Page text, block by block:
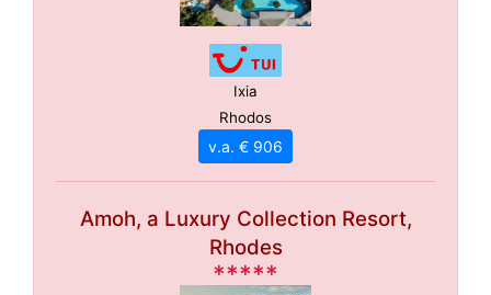
Ixia
Rhodos
v.a. € 906
Amoh, a Luxury Collection Resort,
Rhodes
*****